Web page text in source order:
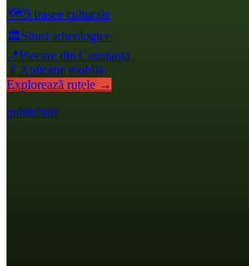
🗺️5 trasee culturale
🏛️Situri arheologice
📍Plecare din Constanța
📱 Aplicație mobilă
Explorează rutele →
publicitate